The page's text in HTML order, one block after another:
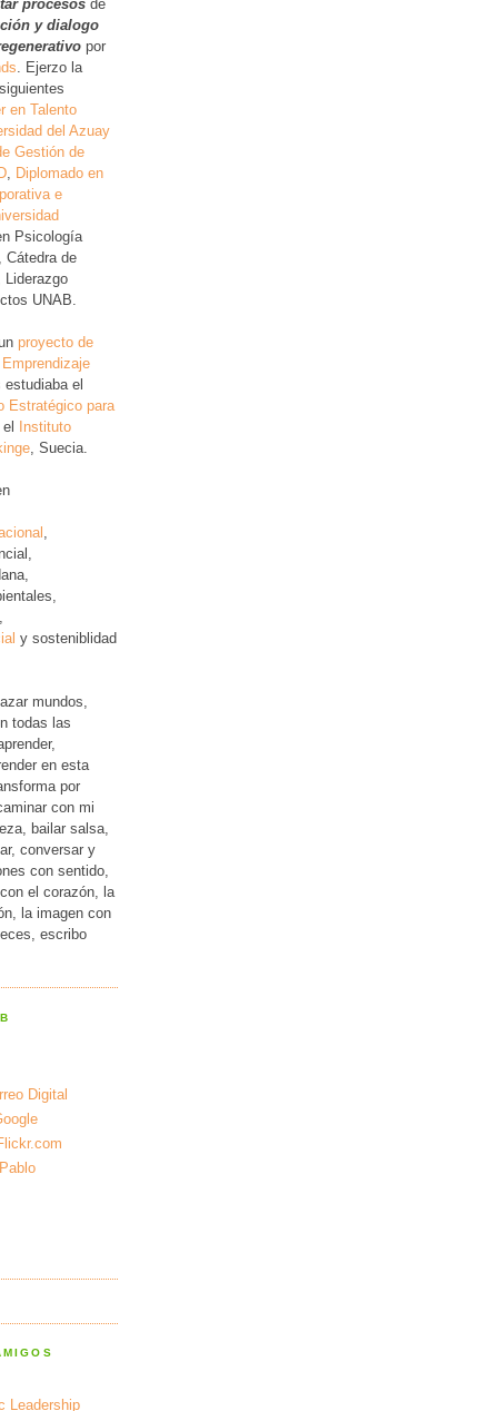
procesos de
y dialogo
por
. Ejerzo la
en Talento
del Azuay
Gestión de
Diplomado en
e
Psicología
Cátedra de
Liderazgo
UNAB.
proyecto de
estudiaba el
Estratégico para
el Instituto
, Suecia.
y sosteniblidad
mundos,
todas las
en esta
por
con mi
bailar salsa,
conversar y
con sentido,
el corazón, la
la imagen con
escribo
Digital
Leadership